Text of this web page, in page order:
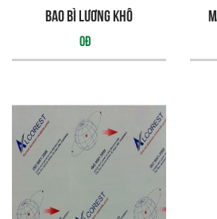
Bao bì lương khô
0đ